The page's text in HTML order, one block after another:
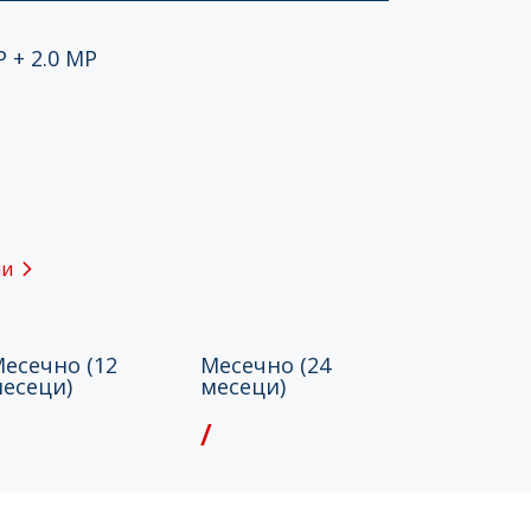
+ 2.0 MP
(12 Месечно (24
месеци)
/